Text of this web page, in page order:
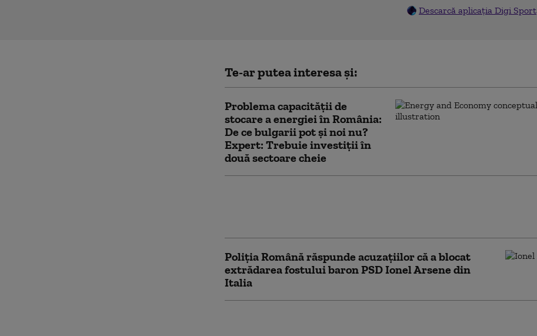
Descarcă aplicația Digi Sport
Te-ar putea interesa și:
Problema capacității de
stocare a energiei în România:
De ce bulgarii pot și noi nu?
Expert: Trebuie investiții în
două sectoare cheie
Poliția Română răspunde acuzațiilor că a blocat
extrădarea fostului baron PSD Ionel Arsene din
Italia